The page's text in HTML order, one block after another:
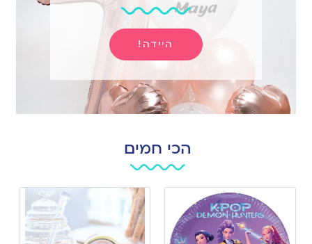
היידה!
הכי חמים